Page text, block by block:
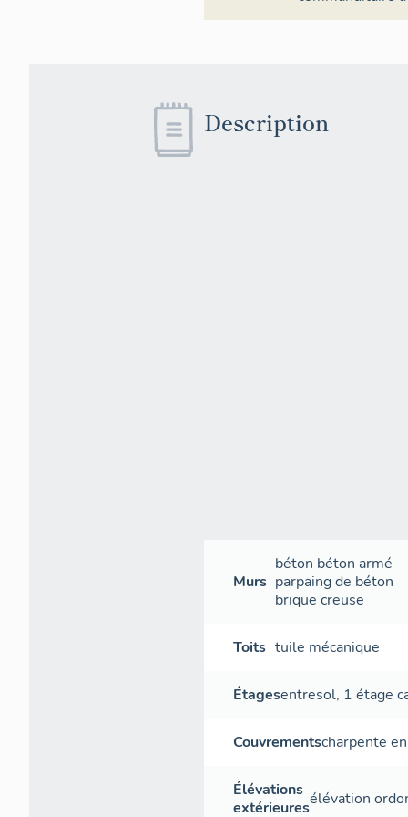
Description
Murs
béton béton armé
parpaing de béton
brique creuse
Toits tuile mécanique
Étagesentresol, 1 étage
Couvrementscharpente
Élévations
extérieuresélévation